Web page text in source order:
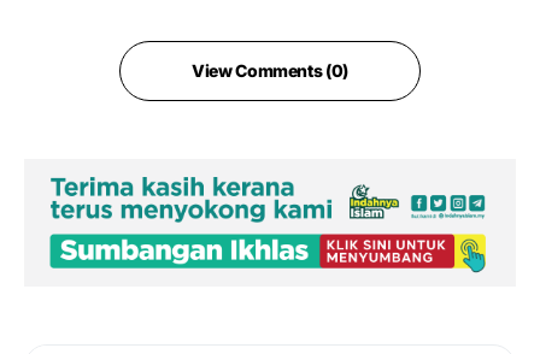
View Comments (0)